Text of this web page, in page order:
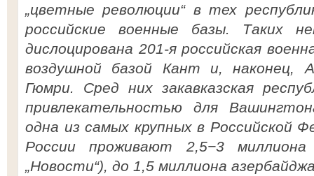
„цветные революции“ в тех
российские военные базы. Таких
дислоцирована 201-я российская
воздушной базой Кант и, наконец,
Гюмри. Сред них закавказская
привлекательностью для
одна из самых крупных в Российской
России проживают 2,5−3
„Новости“), до 1,5 миллиона